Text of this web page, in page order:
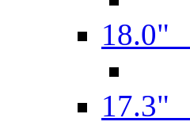
18.0"
17.3"